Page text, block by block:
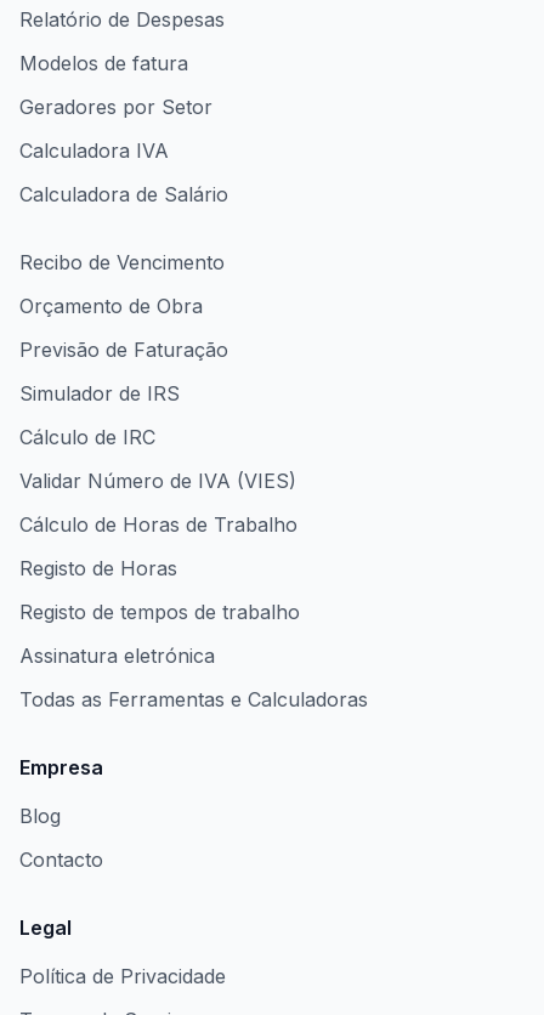
Relatório de Despesas
Modelos de fatura
Geradores por Setor
Calculadora IVA
Calculadora de Salário
Recibo de Vencimento
Orçamento de Obra
Previsão de Faturação
Simulador de IRS
Cálculo de IRC
Validar Número de IVA (VIES)
Cálculo de Horas de Trabalho
Registo de Horas
Registo de tempos de trabalho
Assinatura eletrónica
Todas as Ferramentas e Calculadoras
Empresa
Blog
Contacto
Legal
Política de Privacidade